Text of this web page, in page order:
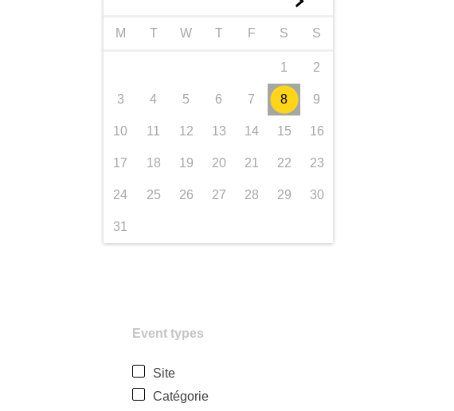
M T W T F S S
1 2
3 4 5 6 7 8 9
10 11 12 13 14 15 16
17 18 19 20 21 22 23
24 25 26 27 28 29 30
31
Event types
Site
Catégorie